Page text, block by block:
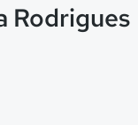
Rodrigues